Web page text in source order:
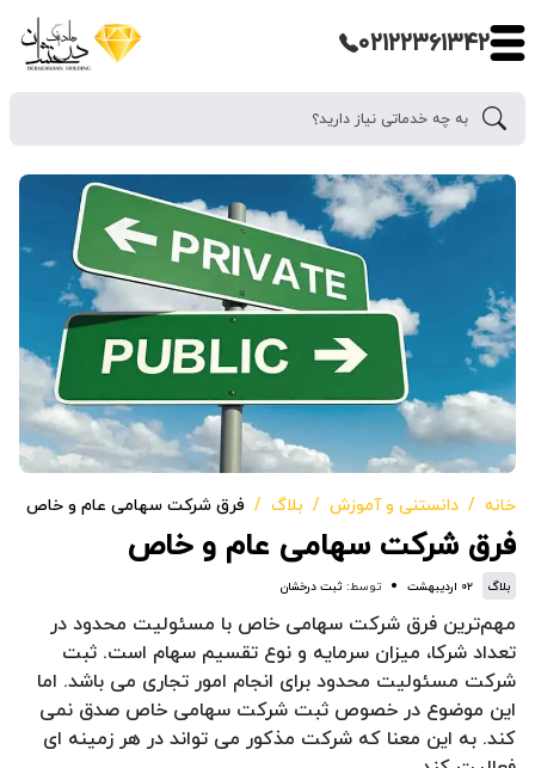
۰۲۱۲۲۳۶۱۳۴۲
خانه دانستنی و آموزش بلاگ فرق شرکت سهامی عام و خاص
فرق شرکت سهامی عام و خاص
بلاگ ۰۲ اردیبهشت توسط: ثبت درخشان
مهم‌ترین فرق شرکت سهامی خاص با مسئولیت محدود در
تعداد شرکا، میزان سرمایه و نوع تقسیم سهام است. ثبت
شرکت مسئولیت محدود برای انجام امور تجاری می باشد. اما
این موضوع در خصوص ثبت شرکت سهامی خاص صدق نمی
کند. به این معنا که شرکت مذکور می تواند در هر زمینه ای